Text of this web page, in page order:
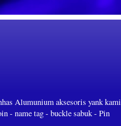
Alumunium aksesoris yank kami
- name tag - buckle sabuk - Pin